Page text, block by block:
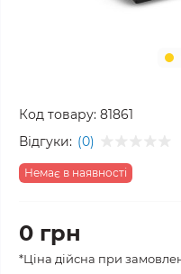
Код товару: 81861
Відгуки: (0)
Немає в наявності
0 грн
*Ціна дійсна при